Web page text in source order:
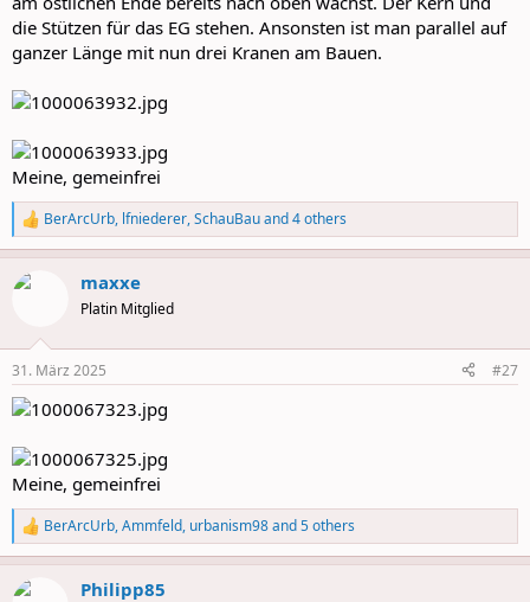
die Stützen für das EG stehen. Ansonsten ist man parallel auf
ganzer Länge mit nun drei Kranen am Bauen.
Meine, gemeinfrei
R
e
a
c
s
:
BerArcUrb, lfniederer,SchauBauand 4 others
maxxe
Platin Mitglied
31. März 2025 #27
Meine, gemeinfrei
R
e
a
c
BerArcUrb,Ammfeld, urbanism98and 5 others
Philipp85